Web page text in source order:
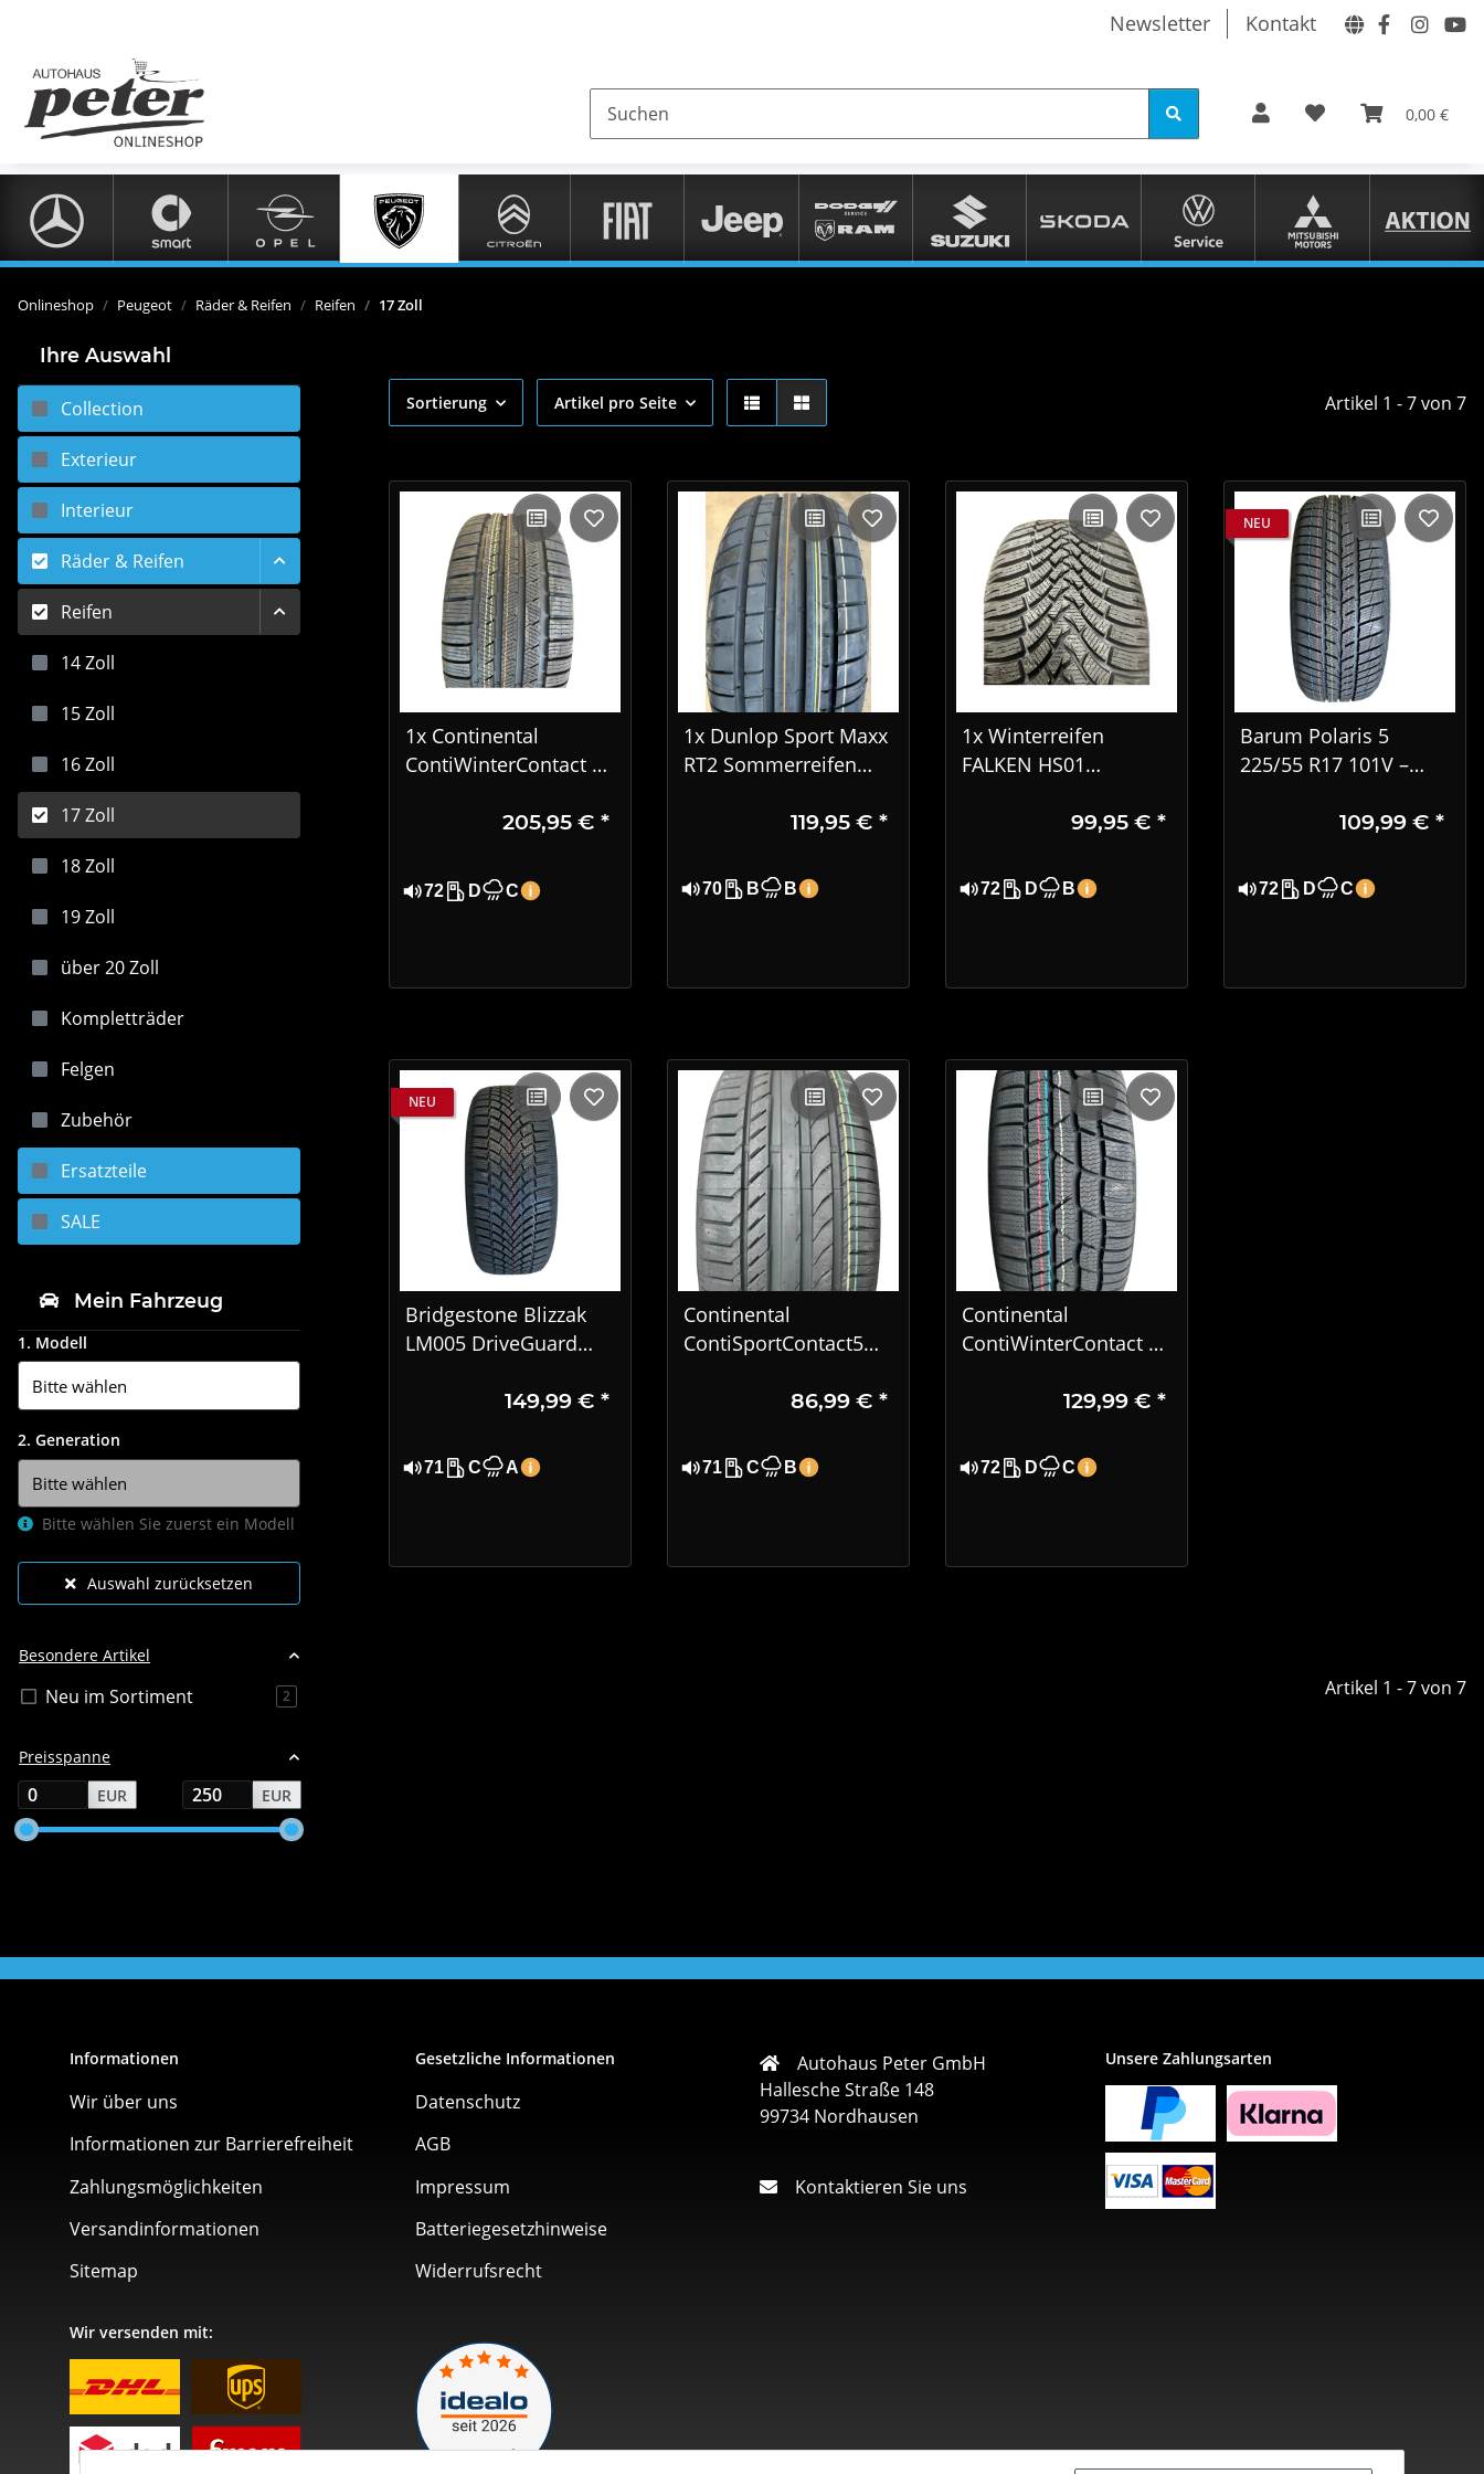
Newsletter Kontakt
0,00 €
Onlineshop Peugeot Räder & Reifen Reifen 17 Zoll
Sortierung Artikel pro Seite Artikel 1 - 7 von 7
1x Continental
ContiWinterContact TS
245/45 R17 99V XL MO
205,95 € *
72 D C
1x Dunlop Sport Maxx
RT2 Sommerreifen
119,95 € *
70 B B
1x Winterreifen
FALKEN HS01
R17 98V XL DOT 3221
99,95 € *
72 D B
NEU
Barum Polaris 5
225/55 R17 101V –
109,99 € *
72 D C
NEU
Bridgestone Blizzak
LM005 DriveGuard
XL Winterreifen149,99 € *
71 C A
Continental
ContiSportContact5
Sommerreifen |86,99 € *
71 C B
Continental
ContiWinterContact TS
XL Premium129,99 € *
72 D C
Artikel 1 - 7 von 7
Ihre Auswahl
Collection
Exterieur
Interieur
Räder & Reifen
Reifen
14 Zoll
15 Zoll
16 Zoll
17 Zoll
18 Zoll
19 Zoll
über 20 Zoll
Kompletträder
Felgen
Zubehör
Ersatzteile
SALE
Mein Fahrzeug
1. Modell
2. Generation
Bitte wählen Sie zuerst ein Modell
Auswahl zurücksetzen
Besondere Artikel
Neu im Sortiment 2
Preisspanne
EUR
EUR
Informationen
Wir über uns
Informationen zur Barrierefreiheit
Zahlungsmöglichkeiten
Versandinformationen
Sitemap
Gesetzliche Informationen
Datenschutz
AGB
Impressum
Batteriegesetzhinweise
Widerrufsrecht
Autohaus Peter GmbH
Hallesche Straße 148
99734 Nordhausen
Kontaktieren Sie uns
Unsere Zahlungsarten
Wir versenden mit: